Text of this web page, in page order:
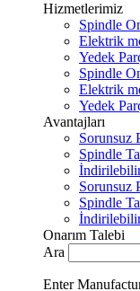
Hizmetlerimiz
Spindle
Elektrik
Yedek
Spindle
Elektrik
Yedek
Avantajları
Sorunsuz
Spindle
Sorunsuz
Spindle
Onarım Talebi
Ara
Enter